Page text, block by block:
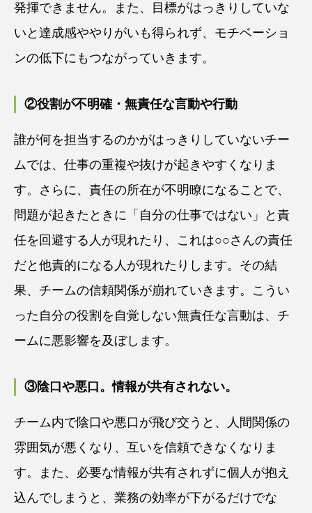
発揮できません。また、目標がはっきりしていな
いと達成感ややりがいも得られず、モチベーショ
ンの低下にもつながっていきます。
②役割が不明確・無責任な言動や行動
誰が何を担当するのかがはっきりしていないチー
ムでは、仕事の重複や抜けが起きやすくなりま
す。さらに、責任の所在が不明瞭になることで、
問題が起きたときに「自分の仕事ではない」と責
任を回避する人が現れたり、これは○○さんの責任
だと他責的になる人が現れたりします。その結
果、チームの信頼関係が崩れていきます。こうい
った自分の役割を自覚しない無責任な言動は、チ
ームに悪影響を及ぼします。
③陰口や悪口。情報が共有されない。
チーム内で陰口や悪口が飛び交うと、人間関係の
雰囲気が悪くなり、互いを信頼できなくなりま
す。また、必要な情報が共有されずに個人が抱え
込んでしまうと、業務の効率が下がるだけでな